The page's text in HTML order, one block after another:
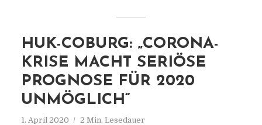
HUK-COBURG: „CORONA-
KRISE MACHT SERIÖSE
PROGNOSE FÜR 2020
UNMÖGLICH“
1. April 2020 2 Min. Lesedauer